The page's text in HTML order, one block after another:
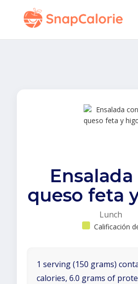
queso feta
Lunch
Calificación
1 serving (150 grams)
calories, 6.0 grams of